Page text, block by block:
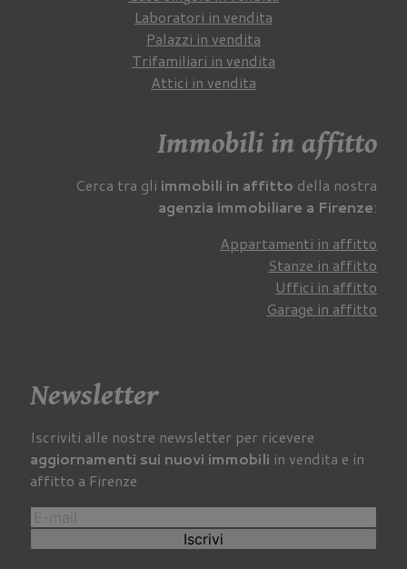
Laboratori in vendita
Palazzi in vendita
Trifamiliari in vendita
Attici in vendita
Immobili in affitto
Cerca tra gli immobili in affitto della nostra
agenzia immobiliare a Firenze:
Appartamenti in affitto
Stanze in affitto
Uffici in affitto
Garage in affitto
Newsletter
Iscriviti alle nostre newsletter per ricevere
aggiornamenti sui nuovi immobili in vendita e in
affitto a Firenze
Iscrivi